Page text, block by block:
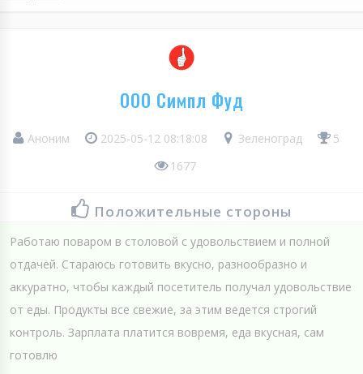
ООО Симпл Фуд
Аноним 2025-05-12 08:18:08 Зеленоград
5
1677
Положительные стороны
Работаю поваром в столовой с удовольствием и полной
отдачей. Стараюсь готовить вкусно, разнообразно и
аккуратно, чтобы каждый посетитель получал удовольствие
от еды. Продукты все свежие, за этим ведется строгий
контроль. Зарплата платится вовремя, еда вкусная, сам
готовлю